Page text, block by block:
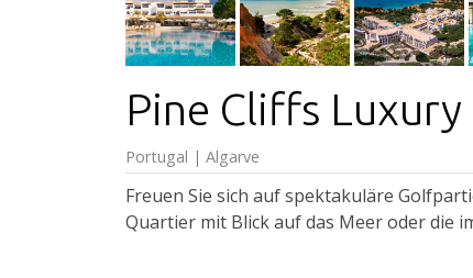
Pine Cliffs
Portugal | Algarve
Freuen Sie sich auf spektakuläre
Quartier mit Blick auf das Meer oder die